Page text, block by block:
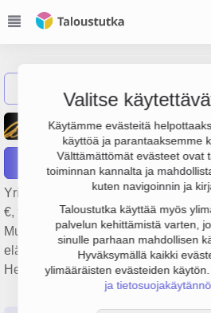
Valitse
Käytämme evästeitä
käyttöä ja parantaaksemme
Välttämättömät evästeet ovat
toiminnan kannalta ja
kuten navigoinnin ja
Taloustutka käyttää myös
palvelun kehittämistä varten,
sinulle parhaan mahdollisen
Hyväksymällä kaikki
ylimääräisten evästeiden käytön.
ja
Oy Elite
Raportit
Yrityksen Oy Elite Money Manager
€, tulos 151 000 € ja
Muu rahoitusta palveleva toiminta
eläkevakuutustoiminta,
Helsinki. Yrityksen yhtiömuoto